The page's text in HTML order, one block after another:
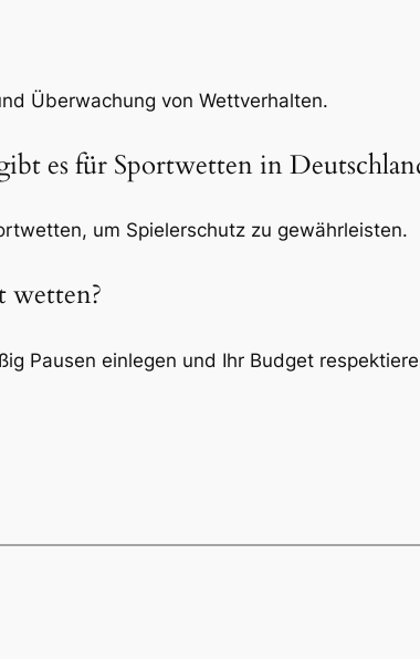
Überwachung von Wettverhalten.
es für Sportwetten in
um Spielerschutz zu gewährleisten.
wetten?
Pausen einlegen und Ihr Budget